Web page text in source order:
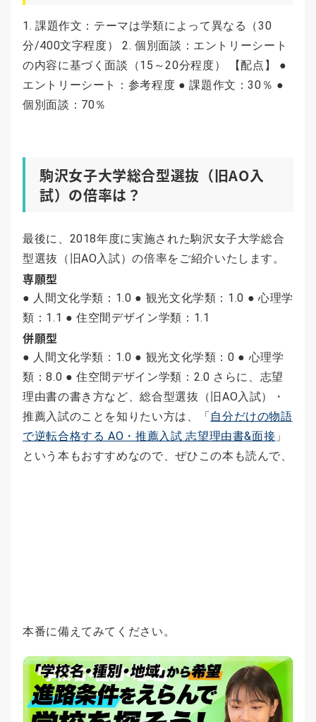
1. 課題作文：テーマは学類によって異なる（30
分/400文字程度） 2. 個別面談：エントリーシート
の内容に基づく面談（15～20分程度） 【配点】 ●
エントリーシート：参考程度 ● 課題作文：30％ ●
個別面談：70％
駒沢女子大学総合型選抜（旧AO入
試）の倍率は？
最後に、2018年度に実施された駒沢女子大学総合
型選抜（旧AO入試）の倍率をご紹介いたします。
専願型
● 人間文化学類：1.0 ● 観光文化学類：1.0 ● 心理学
類：1.1 ● 住空間デザイン学類：1.1
併願型
● 人間文化学類：1.0 ● 観光文化学類：0 ● 心理学
類：8.0 ● 住空間デザイン学類：2.0 さらに、志望
理由書の書き方など、総合型選抜（旧AO入試）・
推薦入試のことを知りたい方は、「 自分だけの物語
で逆転合格する AO・推薦入試 志望理由書&面接 」
という本もおすすめなので、ぜひこの本も読んで、
本番に備えてみてください。